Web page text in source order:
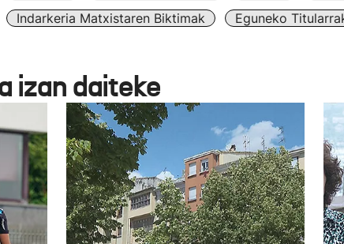
Indarkeria Matxistaren Biktimak
Eguneko
izan daiteke